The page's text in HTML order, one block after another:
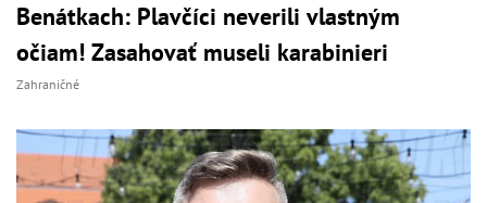
Benátkach: Plavčíci neverili vlastným
očiam! Zasahovať museli karabinieri
Zahraničné